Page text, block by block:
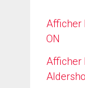
Afficher
ON
Afficher